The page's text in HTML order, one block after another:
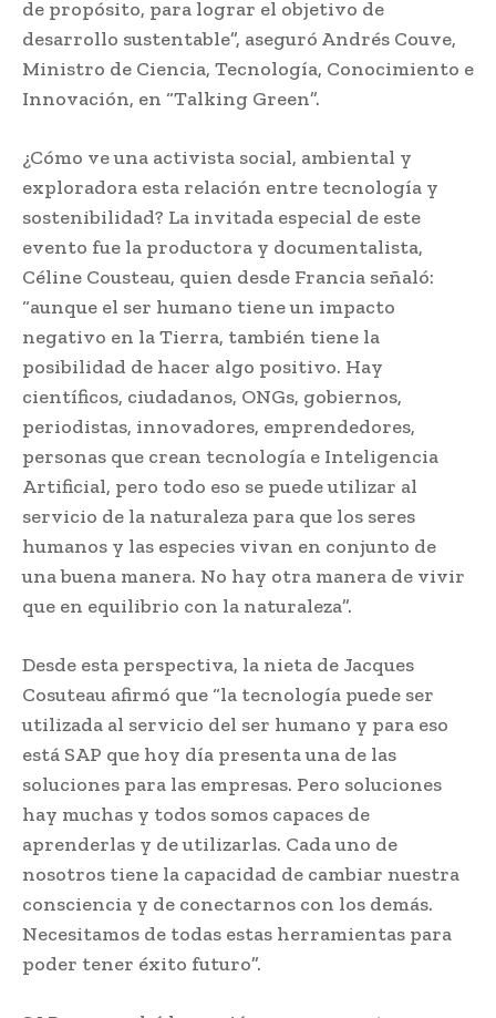
de propósito, para lograr el objetivo de
desarrollo sustentable”, aseguró Andrés Couve,
Ministro de Ciencia, Tecnología, Conocimiento e
Innovación, en “Talking Green”.
¿Cómo ve una activista social, ambiental y
exploradora esta relación entre tecnología y
sostenibilidad? La invitada especial de este
evento fue la productora y documentalista,
Céline Cousteau, quien desde Francia señaló:
“aunque el ser humano tiene un impacto
negativo en la Tierra, también tiene la
posibilidad de hacer algo positivo. Hay
científicos, ciudadanos, ONGs, gobiernos,
periodistas, innovadores, emprendedores,
personas que crean tecnología e Inteligencia
Artificial, pero todo eso se puede utilizar al
servicio de la naturaleza para que los seres
humanos y las especies vivan en conjunto de
una buena manera. No hay otra manera de vivir
que en equilibrio con la naturaleza”.
Desde esta perspectiva, la nieta de Jacques
Cosuteau afirmó que “la tecnología puede ser
utilizada al servicio del ser humano y para eso
está SAP que hoy día presenta una de las
soluciones para las empresas. Pero soluciones
hay muchas y todos somos capaces de
aprenderlas y de utilizarlas. Cada uno de
nosotros tiene la capacidad de cambiar nuestra
consciencia y de conectarnos con los demás.
Necesitamos de todas estas herramientas para
poder tener éxito futuro”.